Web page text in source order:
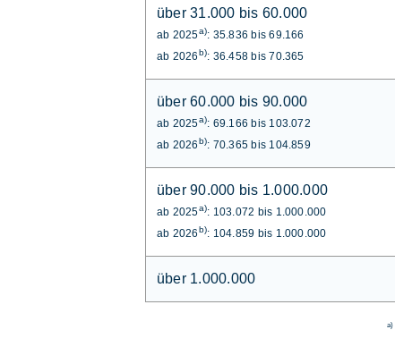
über 31.000 bis 60.000
ab 2025a): 35.836 bis 69.166
ab 2026b): 36.458 bis 70.365
über 60.000 bis 90.000
ab 2025a): 69.166 bis 103.072
ab 2026b): 70.365 bis 104.859
über 90.000 bis 1.000.000
ab 2025a): 103.072 bis 1.000.000
ab 2026b): 104.859 bis 1.000.000
über 1.000.000
a)